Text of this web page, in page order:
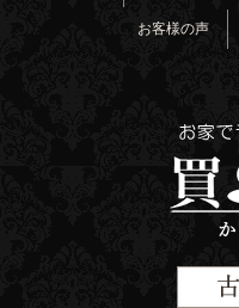
お客様の声